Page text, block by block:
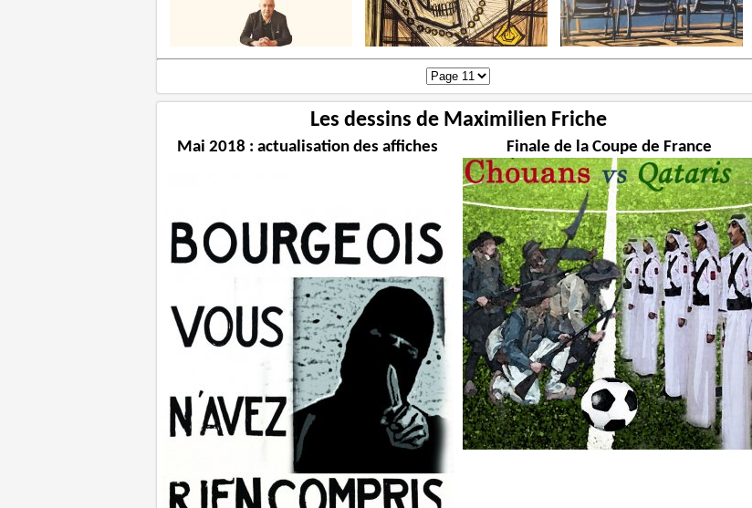
Les dessins de Maximilien Friche
Mai 2018 : actualisation des affiches Finale de la Coupe de France